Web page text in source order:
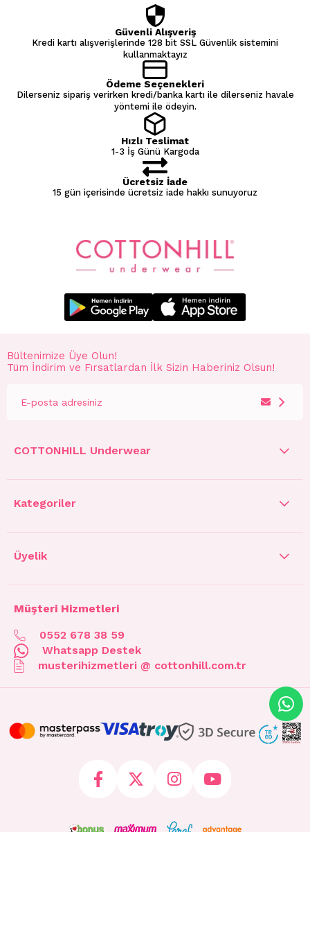
Güvenli Alışveriş
Kredi kartı alışverişlerinde 128 bit SSL Güvenlik sistemini
kullanmaktayız
Ödeme Seçenekleri
Dilerseniz sipariş verirken kredi/banka kartı ile dilerseniz havale
yöntemi ile ödeyin.
Hızlı Teslimat
1-3 İş Günü Kargoda
Ücretsiz İade
15 gün içerisinde ücretsiz iade hakkı sunuyoruz
Bültenimize Üye Olun!
Tüm İndirim ve Fırsatlardan İlk Sizin Haberiniz Olsun!
COTTONHILL Underwear
Kategoriler
Üyelik
Müşteri Hizmetleri
0552 678 38 59
Whatsapp Destek
musterihizmetleri @ cottonhill.com.tr